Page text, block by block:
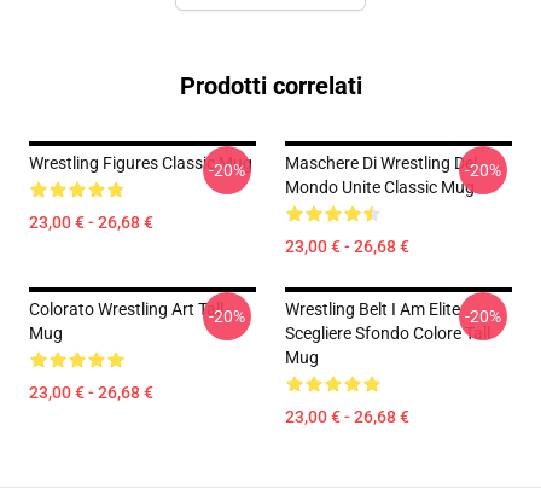
Prodotti correlati
Wrestling Figures Classic Mug
23,00 € - 26,68 €
-20%
Maschere Di Wrestling Del
Mondo Unite Classic Mug
23,00 € - 26,68 €
-20%
Colorato Wrestling Art Tall
Mug
23,00 € - 26,68 €
-20%
Wrestling Belt I Am Elite
Scegliere Sfondo Colore Tall
Mug
23,00 € - 26,68 €
-20%